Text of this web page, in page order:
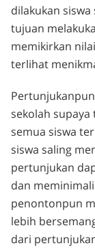
dilakukan
tujuan
memikirkan
terlihat
sekolah
semua siswa
siswa saling
pertunjukan
dan
penontonpun
lebih
dari